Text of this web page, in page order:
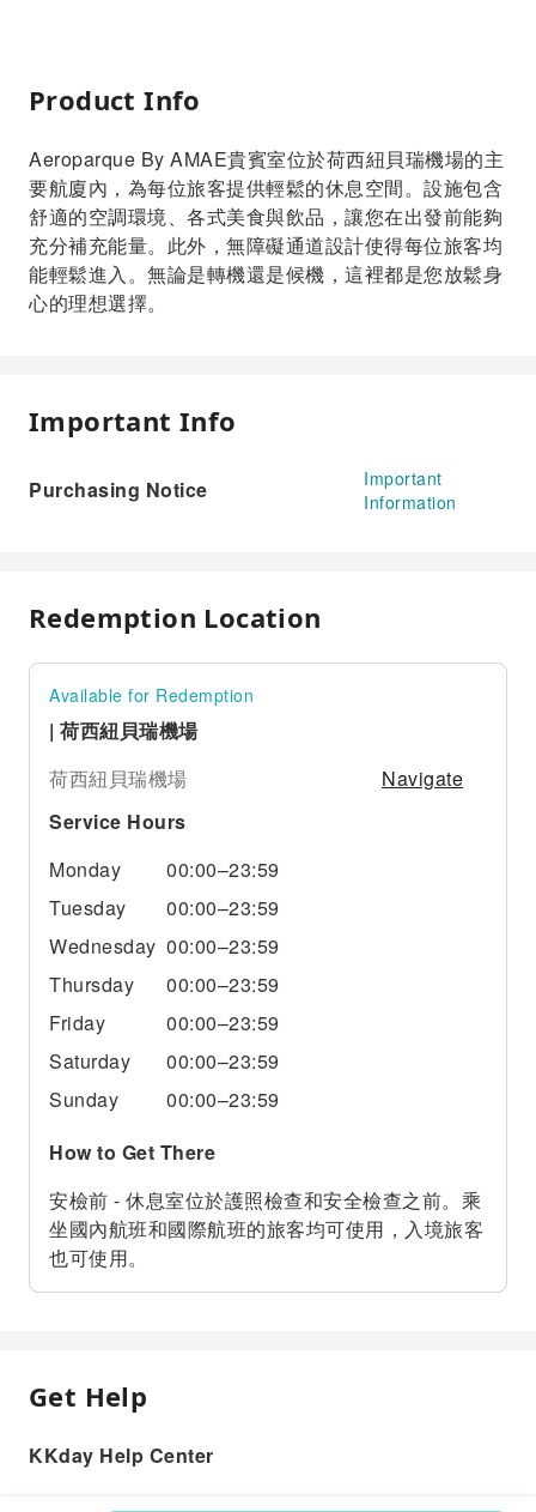
Product Info
Aeroparque By AMAE貴賓室位於荷西紐貝瑞機場的主
要航廈內，為每位旅客提供輕鬆的休息空間。設施包含
舒適的空調環境、各式美食與飲品，讓您在出發前能夠
充分補充能量。此外，無障礙通道設計使得每位旅客均
能輕鬆進入。無論是轉機還是候機，這裡都是您放鬆身
心的理想選擇。
Important Info
Purchasing Notice
Important
Information
Redemption Location
Available for Redemption
| 荷西紐貝瑞機場
荷西紐貝瑞機場
Navigate
Service Hours
Monday
00:00–23:59
Tuesday
00:00–23:59
Wednesday 00:00–23:59
Thursday
00:00–23:59
Friday
00:00–23:59
Saturday
00:00–23:59
Sunday
00:00–23:59
How to Get There
安檢前 - 休息室位於護照檢查和安全檢查之前。乘
坐國內航班和國際航班的旅客均可使用，入境旅客
也可使用。
Get Help
KKday Help Center